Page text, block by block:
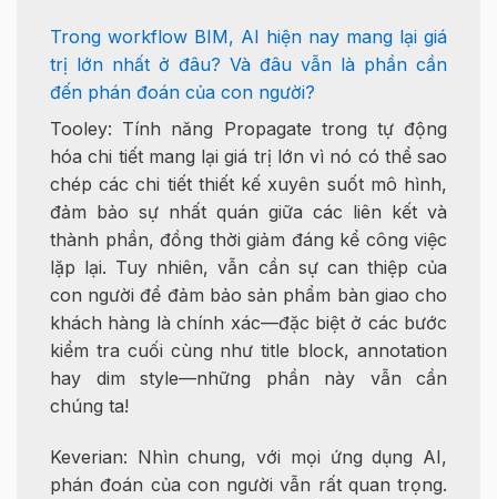
Trong workflow BIM, AI hiện nay mang lại giá
trị lớn nhất ở đâu? Và đâu vẫn là phần cần
đến phán đoán của con người?
Tooley: Tính năng Propagate trong tự động
hóa chi tiết mang lại giá trị lớn vì nó có thể sao
chép các chi tiết thiết kế xuyên suốt mô hình,
đảm bảo sự nhất quán giữa các liên kết và
thành phần, đồng thời giảm đáng kể công việc
lặp lại. Tuy nhiên, vẫn cần sự can thiệp của
con người để đảm bảo sản phẩm bàn giao cho
khách hàng là chính xác—đặc biệt ở các bước
kiểm tra cuối cùng như title block, annotation
hay dim style—những phần này vẫn cần
chúng ta!
Keverian: Nhìn chung, với mọi ứng dụng AI,
phán đoán của con người vẫn rất quan trọng.